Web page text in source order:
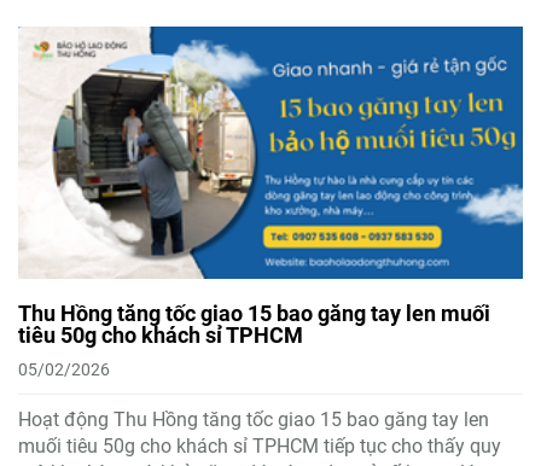
Thu Hồng tăng tốc giao 15 bao găng tay len muối
tiêu 50g cho khách sỉ TPHCM
05/02/2026
Hoạt động Thu Hồng tăng tốc giao 15 bao găng tay len
muối tiêu 50g cho khách sỉ TPHCM tiếp tục cho thấy quy